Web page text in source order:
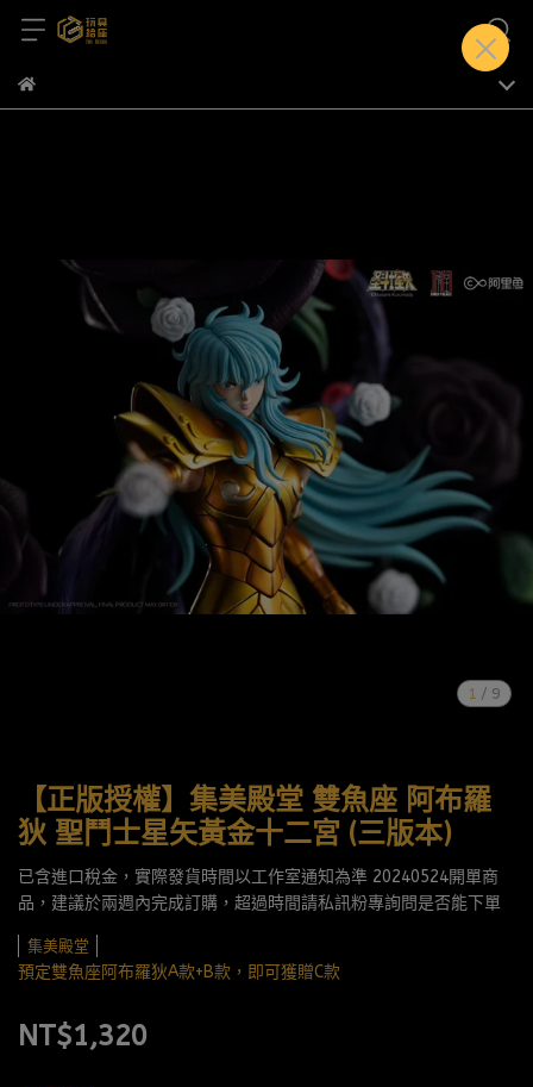
1 / 9
【正版授權】集美殿堂 雙魚座 阿布羅
狄 聖鬥士星矢黃金十二宮 (三版本)
已含進口稅金，實際發貨時間以工作室通知為準 20240524開單商
品，建議於兩週內完成訂購，超過時間請私訊粉專詢問是否能下單
集美殿堂
預定雙魚座阿布羅狄A款+B款，即可獲贈C款
NT$1,320